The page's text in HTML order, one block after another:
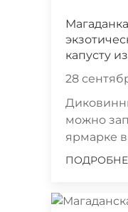
капусту
28
можно
ярмарке